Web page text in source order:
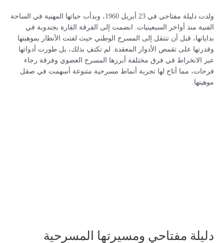
ولدت دليلة مفتاحي في 23 أبريل 1960، وبدأت حياتها المهنية في الساحة
الفنية منذ أواخر السبعينيات. انضمت إلى الفرقة القارة بجندوبة في
بداياتها، قبل أن تنتقل إلى المسرح الوطني حيث لفتت الأنظار بموهبتها
وقدرتها على تقمص الأدوار المعقدة. لم تكتفِ بذلك، بل طورت أدواتها
عبر الانخراط في فرق مختلفة أبرزها المسرح العضوي وفرقة رجاء
فرحات، مما أتاح لها تجربة أنماط مسرحية متنوعة أسهمت في صقل
موهبتها.
دليلة مفتاحي ومسيرتها المسرحية